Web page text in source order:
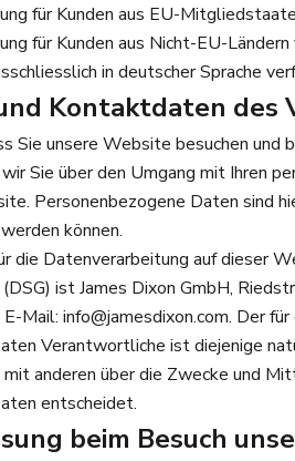
für Kunden aus EU-
für Kunden aus Nicht-EU-
in deutscher Sprache
Kontaktdaten des
Sie unsere Website besuchen und
Sie über den Umgang mit Ihren
Personenbezogene Daten sind
können.
die Datenverarbeitung auf dieser
ist James Dixon GmbH,
Mail: info@jamesdixon.com. Der für
Verantwortliche ist diejenige
anderen über die Zwecke und
entscheidet.
beim Besuch